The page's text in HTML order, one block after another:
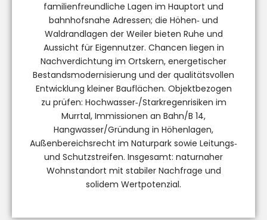
familienfreundliche Lagen im Hauptort und
bahnhofsnahe Adressen; die Höhen‑ und
Waldrandlagen der Weiler bieten Ruhe und
Aussicht für Eigennutzer. Chancen liegen in
Nachverdichtung im Ortskern, energetischer
Bestandsmodernisierung und der qualitätsvollen
Entwicklung kleiner Bauflächen. Objektbezogen
zu prüfen: Hochwasser‑/Starkregenrisiken im
Murrtal, Immissionen an Bahn/B 14,
Hangwasser/Gründung in Höhenlagen,
Außenbereichsrecht im Naturpark sowie Leitungs‑
und Schutzstreifen. Insgesamt: naturnaher
Wohnstandort mit stabiler Nachfrage und
solidem Wertpotenzial.